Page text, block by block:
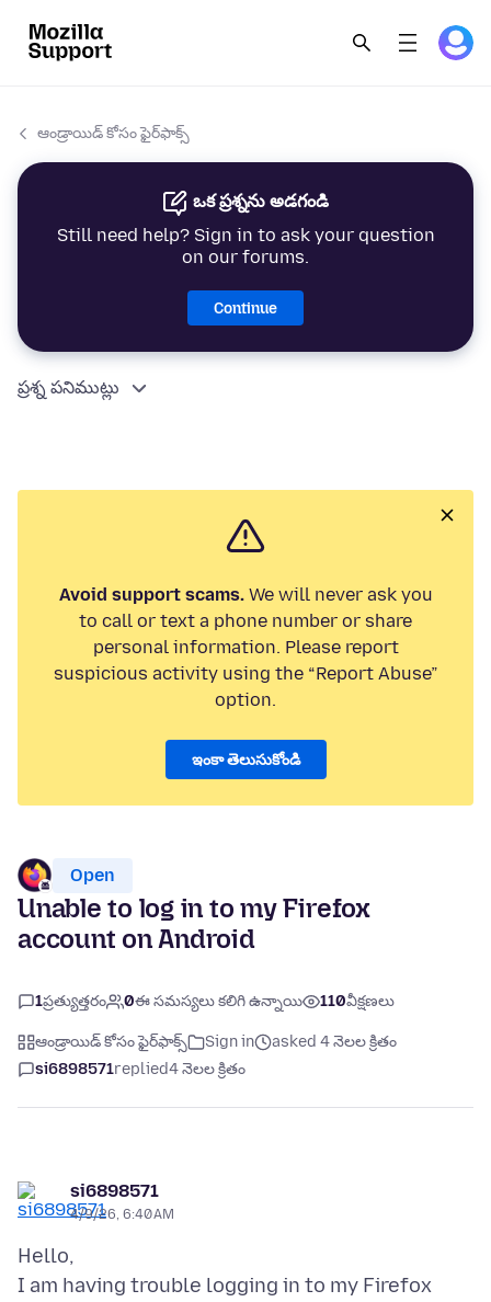
ఆండ్రాయిడ్ కోసం ఫైర్‌ఫాక్స్
ఒక ప్రశ్నను అడగండి
Still need help? Sign in to ask your question
on our forums.
Continue
ప్రశ్న పనిముట్లు
Avoid support scams.We will never ask you
to call or text a phone number or share
personal information. Please report
suspicious activity using the “Report Abuse”
option.
ఇంకా తెలుసుకోండి
Open
Unable to log in to my Firefox
account on Android
1ప్రత్యుత్తరం 0ఈ సమస్యలు కలిగి ఉన్నాయి 110వీక్షణలు
ఆండ్రాయిడ్ కోసం ఫైర్‌ఫాక్స్ Sign in
asked 4 నెలల క్రితం
si6898571replied4 నెలల క్రితం
si6898571
4/9/26, 6:40 AM
Hello,
I am having trouble logging in to my Firefox